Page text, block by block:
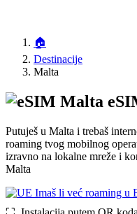
🏠
Destinacije
Malta
Putuješ u Malta i trebaš
roaming tvog mobilnog
izravno na lokalne mreže i
Malta
Imaš li već roaming u